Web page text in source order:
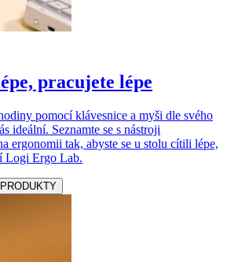
pracujete lépe
pomocí klávesnice a myši dle svého
ideální. Seznamte se s nástroji
ergonomii tak, abyste se u stolu cítili lépe,
Logi Ergo Lab.